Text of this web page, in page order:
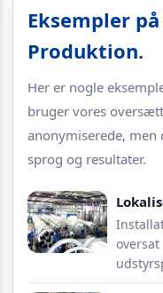
Eksempler
Produktion.
Her er nogle
bruger vores
anonymiserede,
sprog og resultater.